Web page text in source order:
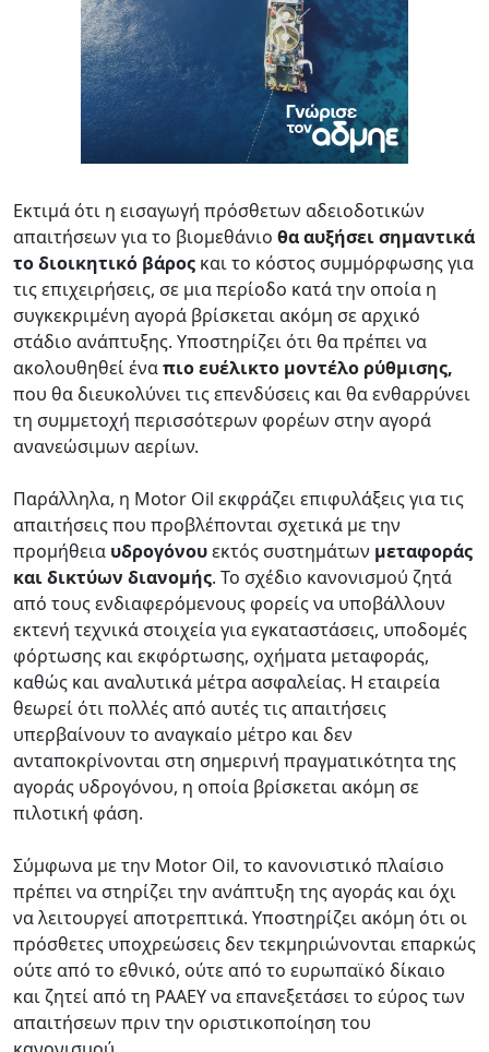
Εκτιμά ότι η εισαγωγή πρόσθετων αδειοδοτικών
απαιτήσεων για το βιομεθάνιο θα αυξήσει σημαντικά
το διοικητικό βάρος και το κόστος συμμόρφωσης για
τις επιχειρήσεις, σε μια περίοδο κατά την οποία η
συγκεκριμένη αγορά βρίσκεται ακόμη σε αρχικό
στάδιο ανάπτυξης. Υποστηρίζει ότι θα πρέπει να
ακολουθηθεί έναπιο ευέλικτο μοντέλο ρύθμισης,
που θα διευκολύνει τις επενδύσεις και θα ενθαρρύνει
τη συμμετοχή περισσότερων φορέων στην αγορά
ανανεώσιμων αερίων.
Παράλληλα, η Motor Oil εκφράζει επιφυλάξεις για τις
απαιτήσεις που προβλέπονται σχετικά με την
προμήθεια υδρογόνουεκτός συστημάτων μεταφοράς
και δικτύων διανομής. Το σχέδιο κανονισμού ζητά
από τους ενδιαφερόμενους φορείς να υποβάλλουν
εκτενή τεχνικά στοιχεία για εγκαταστάσεις, υποδομές
φόρτωσης και εκφόρτωσης, οχήματα μεταφοράς,
καθώς και αναλυτικά μέτρα ασφαλείας. Η εταιρεία
θεωρεί ότι πολλές από αυτές τις απαιτήσεις
υπερβαίνουν το αναγκαίο μέτρο και δεν
ανταποκρίνονται στη σημερινή πραγματικότητα της
αγοράς υδρογόνου, η οποία βρίσκεται ακόμη σε
πιλοτική φάση.
Σύμφωνα με την Motor Oil, το κανονιστικό πλαίσιο
πρέπει να στηρίζει την ανάπτυξη της αγοράς και όχι
να λειτουργεί αποτρεπτικά. Υποστηρίζει ακόμη ότι οι
πρόσθετες υποχρεώσεις δεν τεκμηριώνονται επαρκώς
ούτε από το εθνικό, ούτε από το ευρωπαϊκό δίκαιο
και ζητεί από τη ΡΑΑΕΥ να επανεξετάσει το εύρος των
απαιτήσεων πριν την οριστικοποίηση του